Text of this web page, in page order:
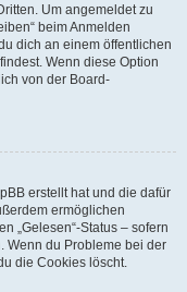
Um angemeldet zu
beim Anmelden
dich an einem öffentlichen
Wenn diese Option
von der Board-
erstellt hat und die dafür
ermöglichen
„Gelesen“-Status – sofern
Wenn du Probleme bei der
die Cookies löscht.